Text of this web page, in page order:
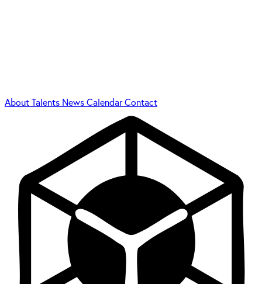
AboutTalents NewsCalendarContact